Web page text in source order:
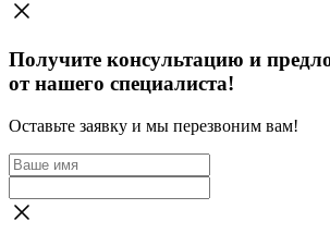
Получите консультацию и
от нашего специалиста!
Оставьте заявку и мы перезвоним вам!